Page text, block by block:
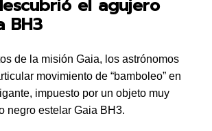
el agujero
BH3
de la misión Gaia, los astrónomos
movimiento de “bamboleo” en
impuesto por un objeto muy
negro estelar Gaia BH3.